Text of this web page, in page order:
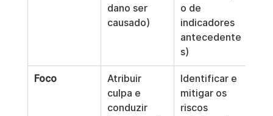
dano ser
causado)
o de
indicadores
antecedente
s)
Foco
Atribuir
culpa e
conduzir
Identificar e
mitigar os
riscos